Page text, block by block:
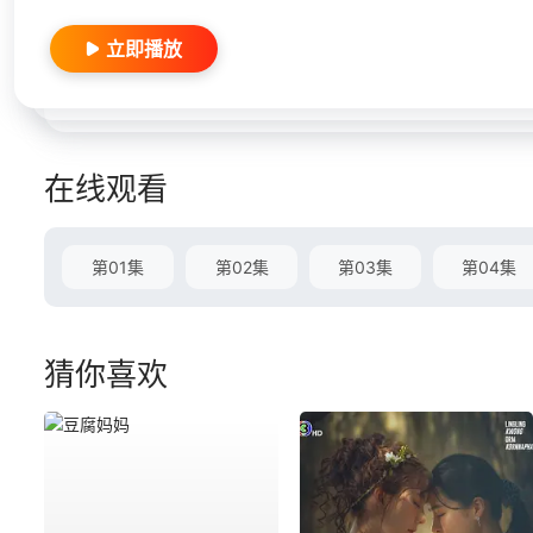
立即播放
在线观看
第01集 第02集 第03集 第04集
猜你喜欢